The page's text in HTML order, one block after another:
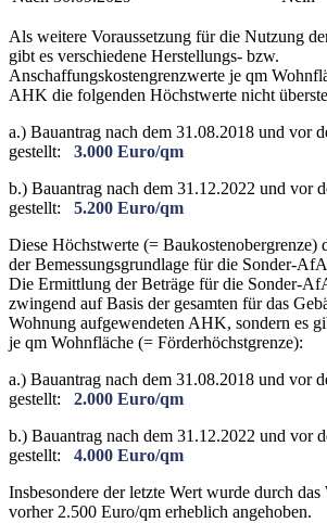
Als weitere Voraussetzung für die Nutzung
gibt es verschiedene Herstellungs- bzw.
Anschaffungskostengrenzwerte je qm
AHK die folgenden Höchstwerte nicht
a.) Bauantrag nach dem 31.08.2018 und vor
gestellt: 3.000 Euro/qm
b.) Bauantrag nach dem 31.12.2022 und vor
gestellt: 5.200 Euro/qm
Diese Höchstwerte (= Baukostenobergrenze)
der Bemessungsgrundlage für die Sonder-
Die Ermittlung der Beträge für die Sonder-
zwingend auf Basis der gesamten für das
Wohnung aufgewendeten AHK, sondern es
je qm Wohnfläche (= Förderhöchstgrenze):
a.) Bauantrag nach dem 31.08.2018 und vor
gestellt: 2.000 Euro/qm
b.) Bauantrag nach dem 31.12.2022 und vor
gestellt: 4.000 Euro/qm
Insbesondere der letzte Wert wurde durch
vorher 2.500 Euro/qm erheblich angehoben.